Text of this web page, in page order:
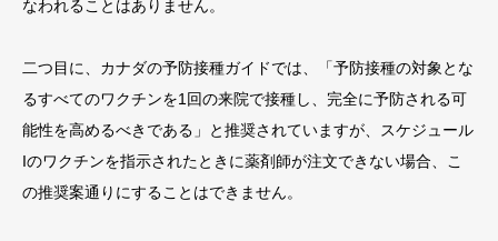
なわれることはありません。
二つ目に、カナダの予防接種ガイドでは、「予防接種の対象とな
るすべてのワクチンを1回の来院で接種し、完全に予防される可
能性を高めるべきである」と推奨されていますが、スケジュール
Iのワクチンを指示されたときに薬剤師が注文できない場合、こ
の推奨案通りにすることはできません。